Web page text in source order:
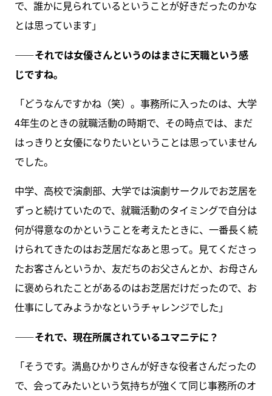
で、誰かに見られているということが好きだったのかな
とは思っています」
――それでは女優さんというのはまさに天職という感
じですね。
「どうなんですかね（笑）。事務所に入ったのは、大学
4年生のときの就職活動の時期で、その時点では、まだ
はっきりと女優になりたいということは思っていません
でした。
中学、高校で演劇部、大学では演劇サークルでお芝居を
ずっと続けていたので、就職活動のタイミングで自分は
何が得意なのかということを考えたときに、一番長く続
けられてきたのはお芝居だなあと思って。見てくださっ
たお客さんというか、友だちのお父さんとか、お母さん
に褒められたことがあるのはお芝居だけだったので、お
仕事にしてみようかなというチャレンジでした」
――それで、現在所属されているユマニテに？
「そうです。満島ひかりさんが好きな役者さんだったの
で、会ってみたいという気持ちが強くて同じ事務所のオ